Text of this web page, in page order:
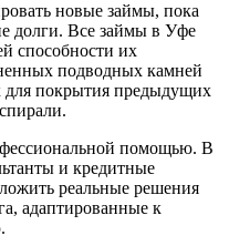
новые займы, пока
долги. Все займы в Уфе
способности их
подводных камней
для покрытия предыдущих
помощью. В
и кредитные
реальные решения
адаптированные к